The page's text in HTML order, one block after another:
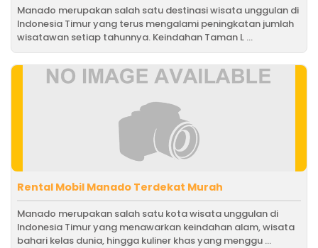
Manado merupakan salah satu destinasi wisata unggulan di
Indonesia Timur yang terus mengalami peningkatan jumlah
wisatawan setiap tahunnya. Keindahan Taman L ...
Rental Mobil Manado Terdekat Murah
Manado merupakan salah satu kota wisata unggulan di
Indonesia Timur yang menawarkan keindahan alam, wisata
bahari kelas dunia, hingga kuliner khas yang menggu ...